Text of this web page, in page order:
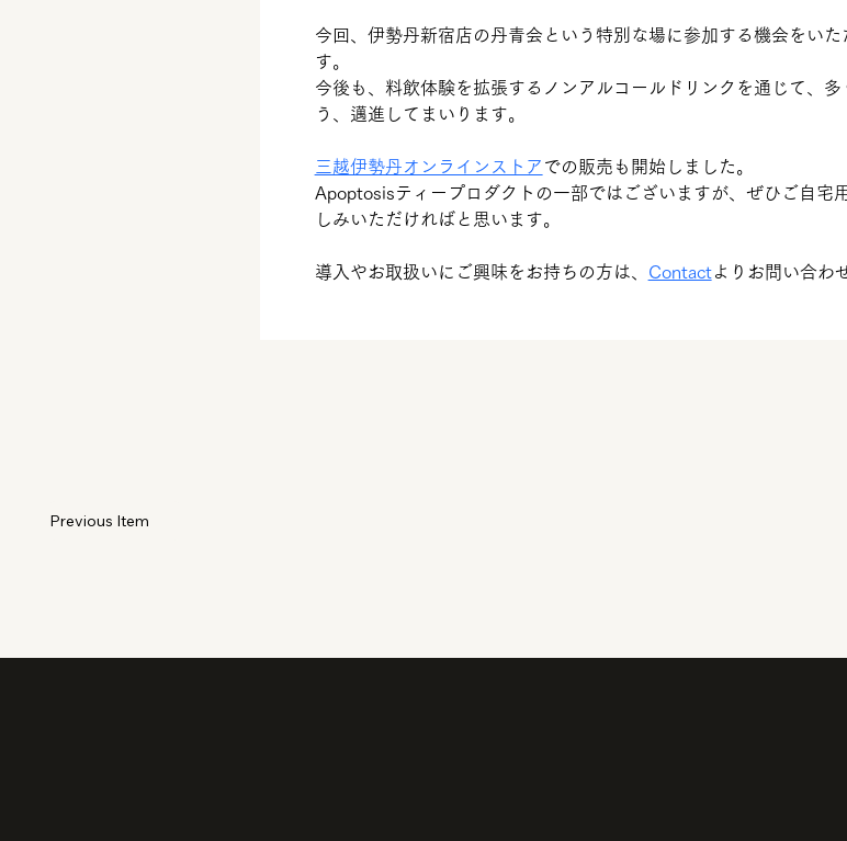
Previous Item
今回、伊勢丹新宿店の丹青会という特別な場に参加する機会をい
す。
今後も、料飲体験を拡張するノンアルコールドリンクを通じて、
う、邁進してまいります。
三越伊勢丹オンラインストア での販売も開始しました。
Apoptosisティープロダクトの一部ではございますが、ぜひご自宅
しみいただければと思います。
導入やお取扱いにご興味をお持ちの方は、 Contactよりお問い合わ